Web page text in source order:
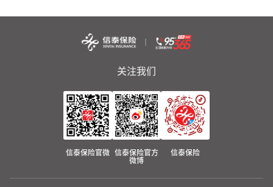
关注我们
信泰保险官微
信泰保险官方
微博
信泰保险